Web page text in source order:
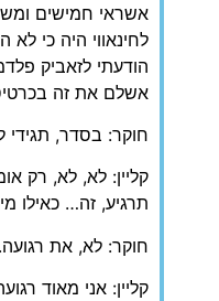
אשראי חמישים
לחינאווי היה כי
הודעתי לזאביק
אשלם את זה
חוקר: בסדר, תגידי
קליין: לא, לא, רק
תרגיע, זה… כאילו
חוקר: לא, את רגועה.
קליין: אני מאוד